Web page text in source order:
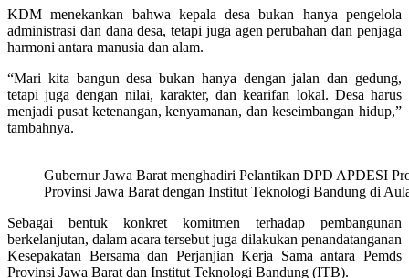
KDM menekankan bahwa kepala desa bukan hanya pengelola
administrasi dan dana desa, tetapi juga agen perubahan dan penjaga
harmoni antara manusia dan alam.
“Mari kita bangun desa bukan hanya dengan jalan dan gedung,
tetapi juga dengan nilai, karakter, dan kearifan lokal. Desa harus
menjadi pusat ketenangan, kenyamanan, dan keseimbangan hidup,”
tambahnya.
Gubernur Jawa Barat menghadiri Pelantikan DPD APDESI
Provinsi Jawa Barat dengan Institut Teknologi Bandung di
Sebagai bentuk konkret komitmen terhadap pembangunan
berkelanjutan, dalam acara tersebut juga dilakukan penandatanganan
Kesepakatan Bersama dan Perjanjian Kerja Sama antara Pemds
Provinsi Jawa Barat dan Institut Teknologi Bandung (ITB).